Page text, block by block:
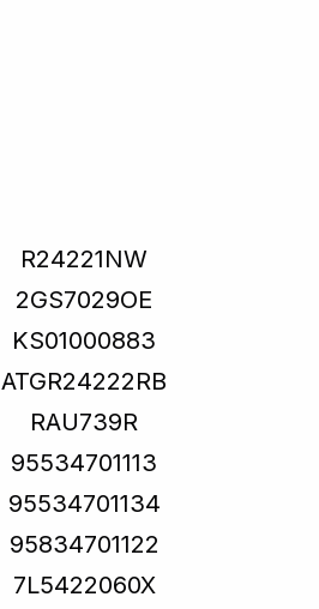
R24221NW
2GS7029OE
KS01000883
ATGR24222RB
RAU739R
95534701113
95534701134
95834701122
7L5422060X